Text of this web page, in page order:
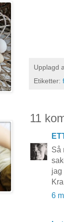
Upplagd
Etiketter:
11
Så
jag
6